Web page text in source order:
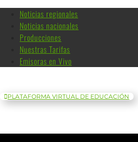
Noticias regionales
Noticias nacionales
Producciones
Nuestras Tarifas
Emisoras en Vivo
PLATAFORMA VIRTUAL DE EDUCACIÓN